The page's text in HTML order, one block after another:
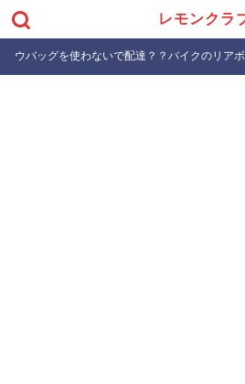
レモンクラ
ウバッグを使わないで配達？？バイクのリア